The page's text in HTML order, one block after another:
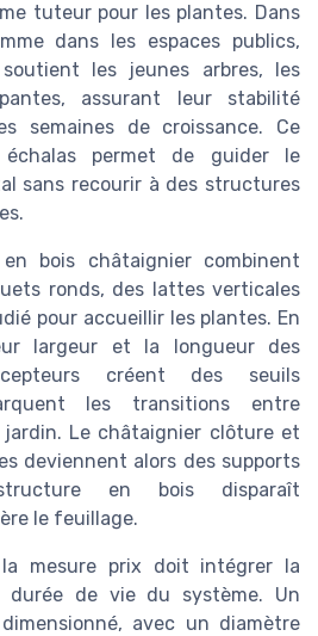
tuteur pour les plantes. Dans
dans les espaces publics,
soutient les jeunes arbres, les
assurant leur stabilité
semaines de croissance. Ce
permet de guider le
sans recourir à des structures
bois châtaignier combinent
ronds, des lattes verticales
pour accueillir les plantes. En
largeur et la longueur des
créent des seuils
les transitions entre
Le châtaignier clôture et
deviennent alors des supports
en bois disparaît
le feuillage.
mesure prix doit intégrer la
durée de vie du système. Un
avec un diamètre